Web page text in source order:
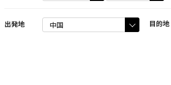
出発地 目的地